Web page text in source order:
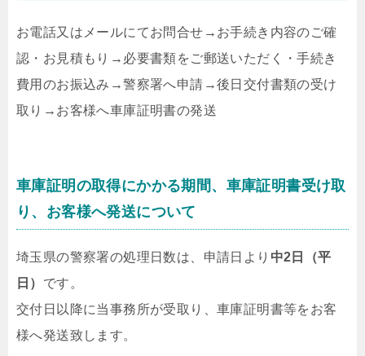
お電話又はメールにてお問合せ → お手続き内容のご確
認・お見積もり → 必要書類をご郵送いただく・手続き
費用のお振込み →警察署へ申請 →後日交付書類の受け
取り → お客様へ車庫証明書の発送
車庫証明の取得にかかる期間、車庫証明書受け取
り、お客様へ発送について
埼玉県の警察署の処理日数は、申請日より 中2日（平
日） です。
交付日以降に当事務所が受取り、車庫証明書等をお客
様へ発送致します。